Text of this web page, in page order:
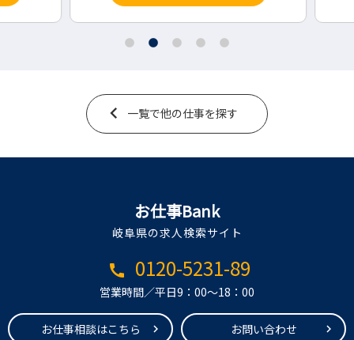
一覧で他の仕事を探す
お仕事Bank
岐阜県の求人検索サイト
call 0120-5231-89
営業時間／平日9：00～18：00
お仕事相談はこちら お問い合わせ